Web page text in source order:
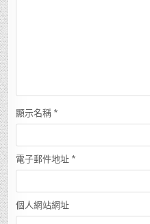
顯示名稱 *
電子郵件地址 *
個人網站網址